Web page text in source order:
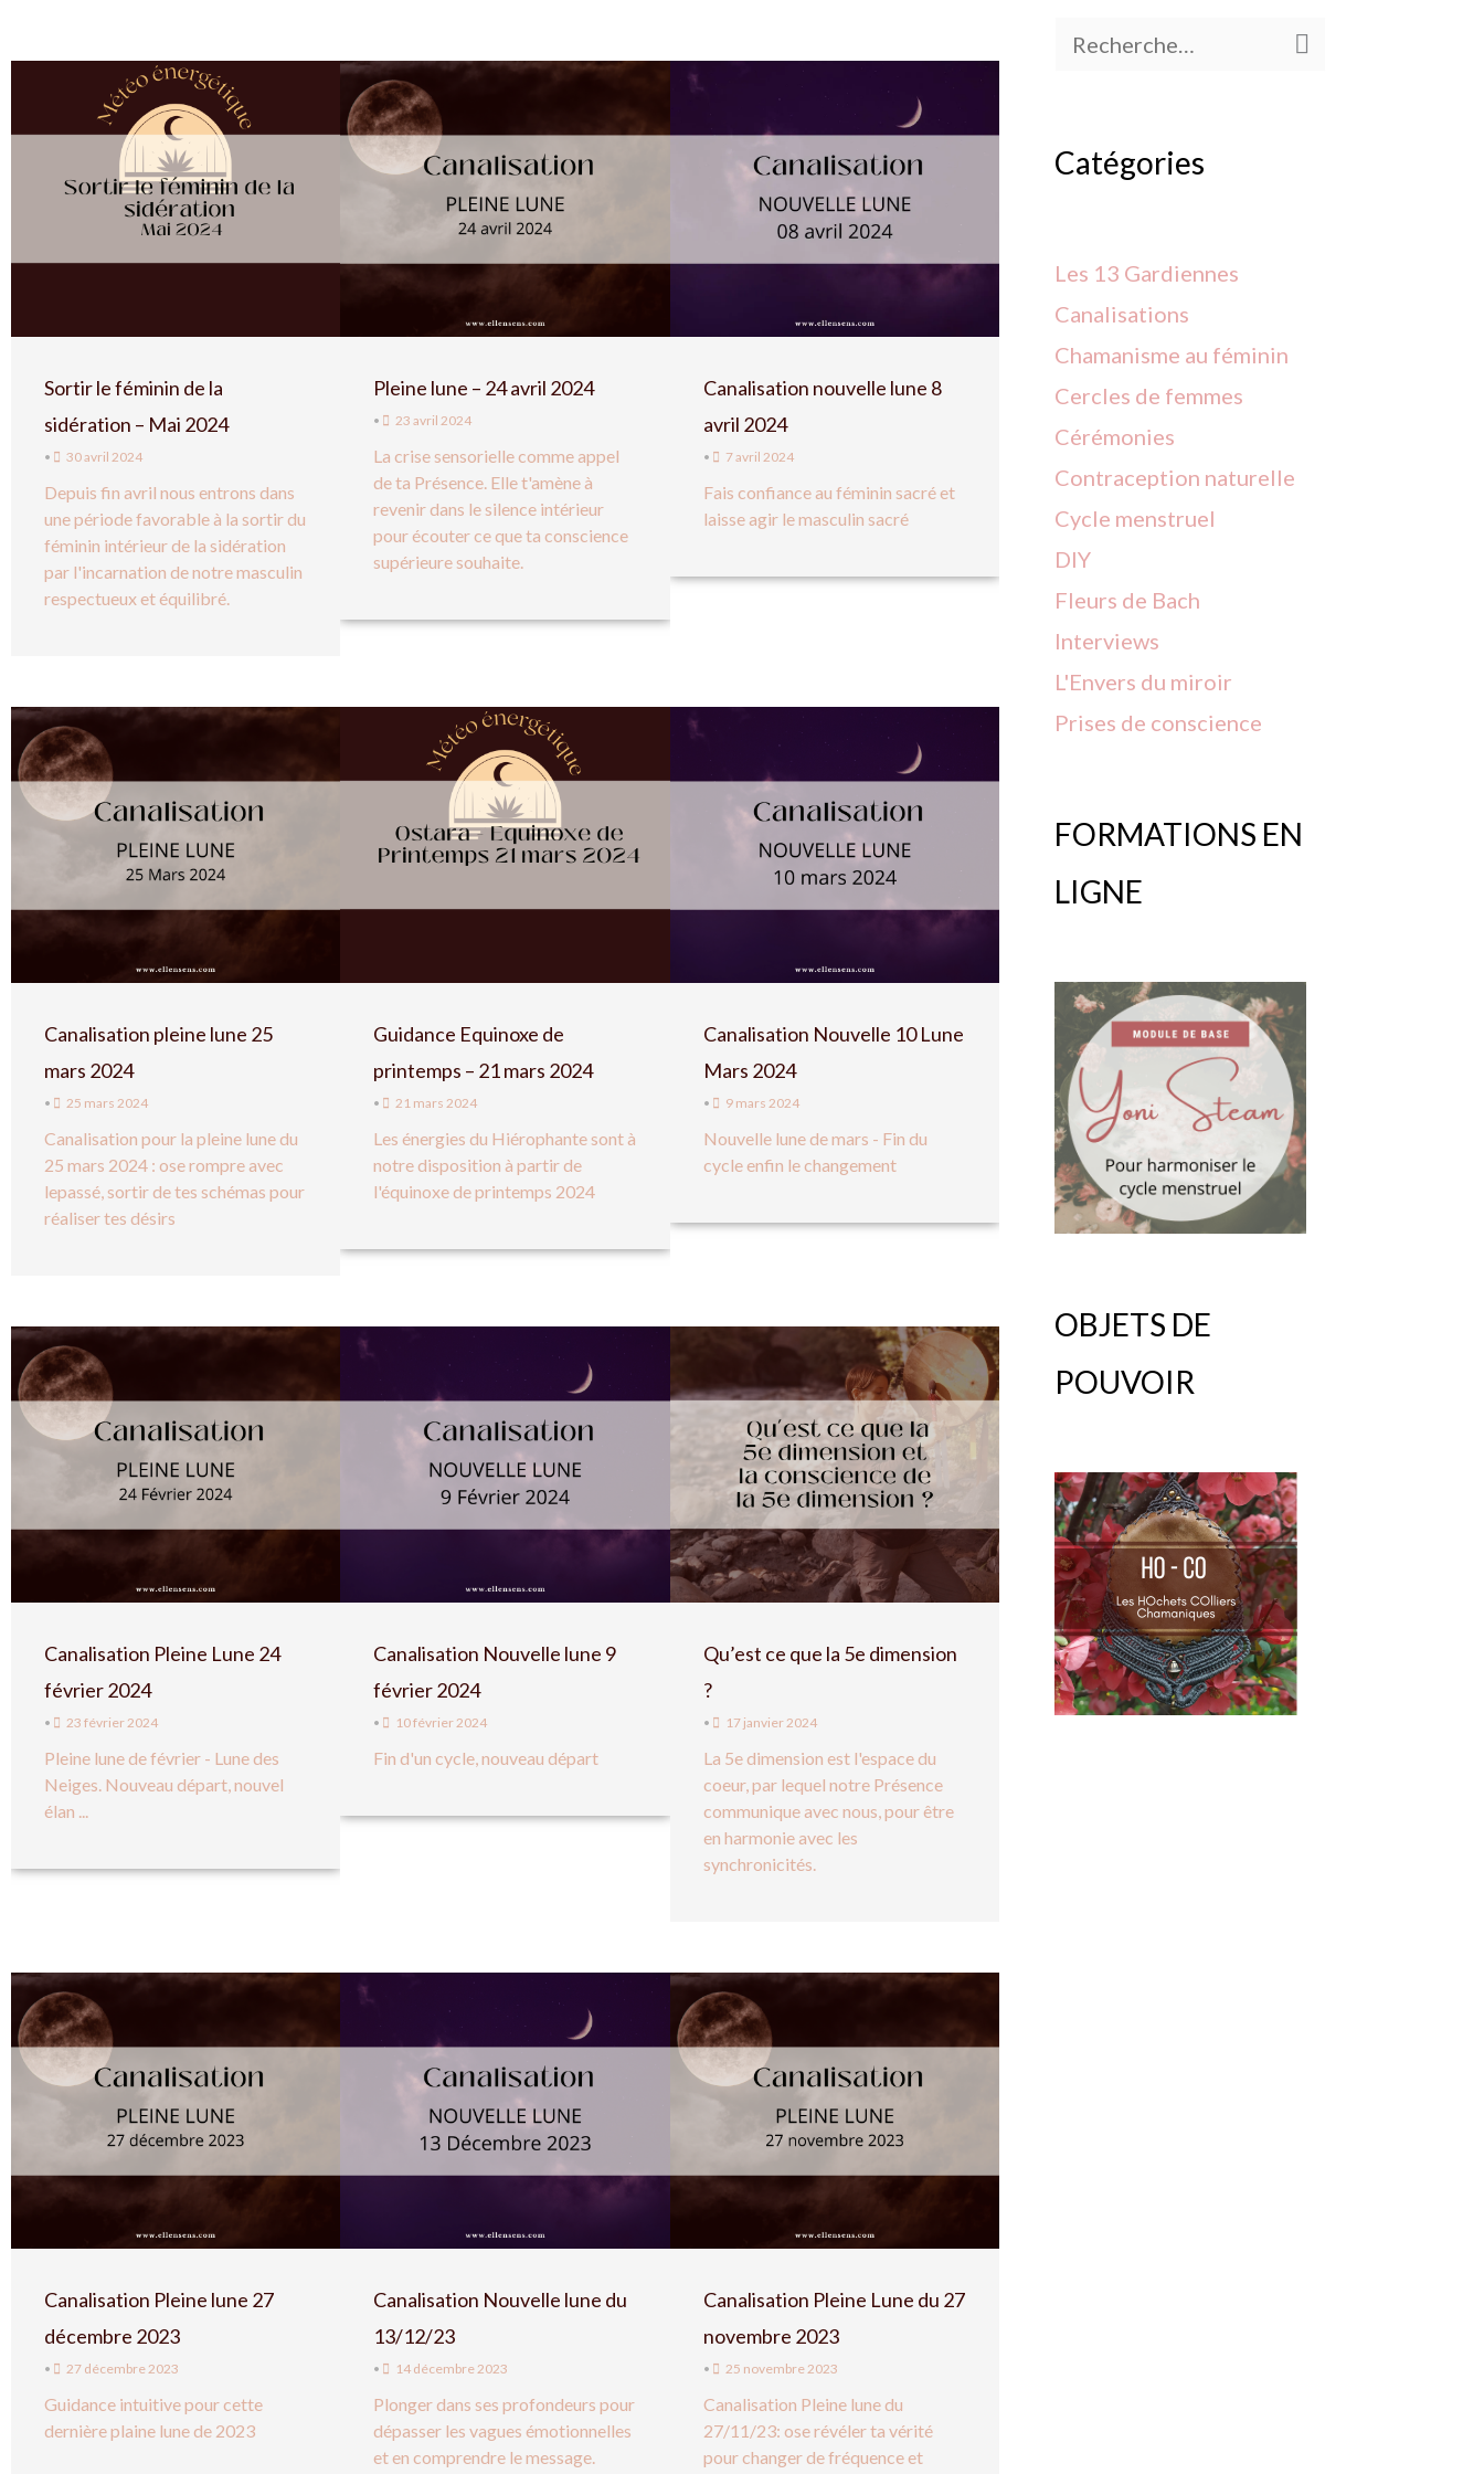
Sortir le féminin de la
sidération – Mai 2024
• 30 avril 2024
Depuis fin avril nous entrons dans
une période favorable à la sortir du
féminin intérieur de la sidération
par l'incarnation de notre masculin
respectueux et équilibré.
Pleine lune – 24 avril 2024
• 23 avril 2024
La crise sensorielle comme appel
de ta Présence. Elle t'amène à
revenir dans le silence intérieur
pour écouter ce que ta conscience
supérieure souhaite.
Canalisation nouvelle lune 8
avril 2024
• 7 avril 2024
Fais confiance au féminin sacré et
laisse agir le masculin sacré
Canalisation pleine lune 25
mars 2024
• 25 mars 2024
Canalisation pour la pleine lune du
25 mars 2024 : ose rompre avec
lepassé, sortir de tes schémas pour
réaliser tes désirs
Guidance Equinoxe de
printemps – 21 mars 2024
• 21 mars 2024
Les énergies du Hiérophante sont à
notre disposition à partir de
l'équinoxe de printemps 2024
Canalisation Nouvelle 10 Lune
Mars 2024
• 9 mars 2024
Nouvelle lune de mars - Fin du
cycle enfin le changement
Canalisation Pleine Lune 24
février 2024
• 23 février 2024
Pleine lune de février - Lune des
Neiges. Nouveau départ, nouvel
élan ...
Canalisation Nouvelle lune 9
février 2024
• 10 février 2024
Fin d'un cycle, nouveau départ
Qu’est ce que la 5e dimension
?
• 17 janvier 2024
La 5e dimension est l'espace du
coeur, par lequel notre Présence
communique avec nous, pour être
en harmonie avec les
synchronicités.
Canalisation Pleine lune 27
décembre 2023
• 27 décembre 2023
Guidance intuitive pour cette
dernière plaine lune de 2023
Canalisation Nouvelle lune du
13/12/23
• 14 décembre 2023
Plonger dans ses profondeurs pour
dépasser les vagues émotionnelles
et en comprendre le message.
Canalisation Pleine Lune du 27
novembre 2023
• 25 novembre 2023
Canalisation Pleine lune du
27/11/23: ose révéler ta vérité
pour changer de fréquence et
Rechercher :
Catégories
Les 13 Gardiennes
Canalisations
Chamanisme au féminin
Cercles de femmes
Cérémonies
Contraception naturelle
Cycle menstruel
DIY
Fleurs de Bach
Interviews
L'Envers du miroir
Prises de conscience
FORMATIONS EN
LIGNE
OBJETS DE
POUVOIR